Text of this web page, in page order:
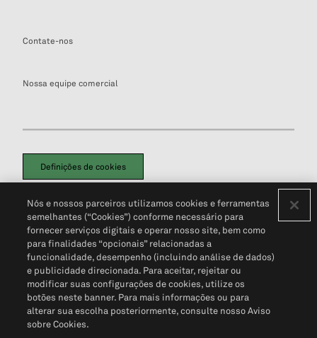
Contate-nos
Nossa equipe comercial
Definições de cookies
Política de PrivacidadePortal de privacidade do cliente (em inglês)
Não Venda Minhas Informações Pessoais© 2026 S&P Global
Nós e nossos parceiros utilizamos cookies e ferramentas
semelhantes (“Cookies”) conforme necessário para
fornecer serviços digitais e operar nosso site, bem como
para finalidades “opcionais” relacionadas a
funcionalidade, desempenho (incluindo análise de dados)
e publicidade direcionada. Para aceitar, rejeitar ou
modificar suas configurações de cookies, utilize os
botões neste banner. Para mais informações ou para
alterar sua escolha posteriormente, consulte nosso Aviso
sobre Cookies.